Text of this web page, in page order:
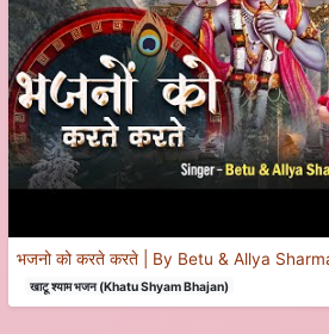
भजनो को करते करते | By Betu & Allya
खाटू श्याम भजन (Khatu Shyam Bhajan)